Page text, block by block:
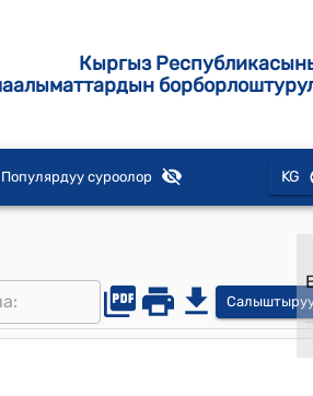
Кыргыз
Популярдуу суроолор KG